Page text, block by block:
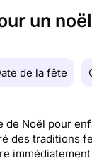
un
de la fête
de Noël pour
des traditions